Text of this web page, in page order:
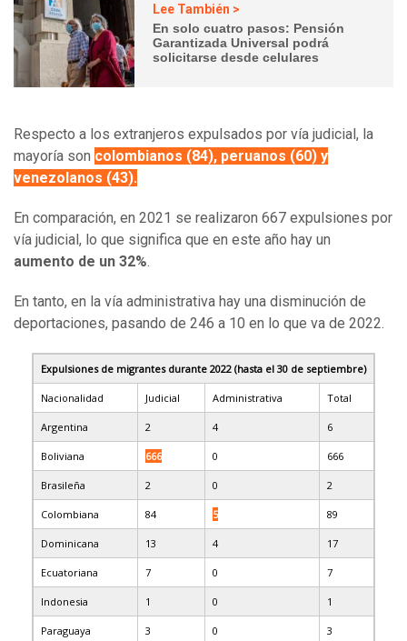
Lee También >
En solo cuatro pasos: Pensión
Garantizada Universal podrá
solicitarse desde celulares
Respecto a los extranjeros expulsados por vía judicial, la
mayoría son colombianos (84), peruanos (60) y
venezolanos (43).
En comparación, en 2021 se realizaron 667 expulsiones por
vía judicial, lo que significa que en este año hay un
aumento de un 32%.
En tanto, en la vía administrativa hay una disminución de
deportaciones, pasando de 246 a 10 en lo que va de 2022.
Expulsiones de migrantes durante 2022 (hasta el 30 de septiembre)
Nacionalidad Judicial Administrativa Total
Argentina 2 4 6
Boliviana 666 0 666
Brasileña 2 0 2
Colombiana 84 5 89
Dominicana 13 4 17
Ecuatoriana 7 0 7
Indonesia 1 0 1
Paraguaya 3 0 3